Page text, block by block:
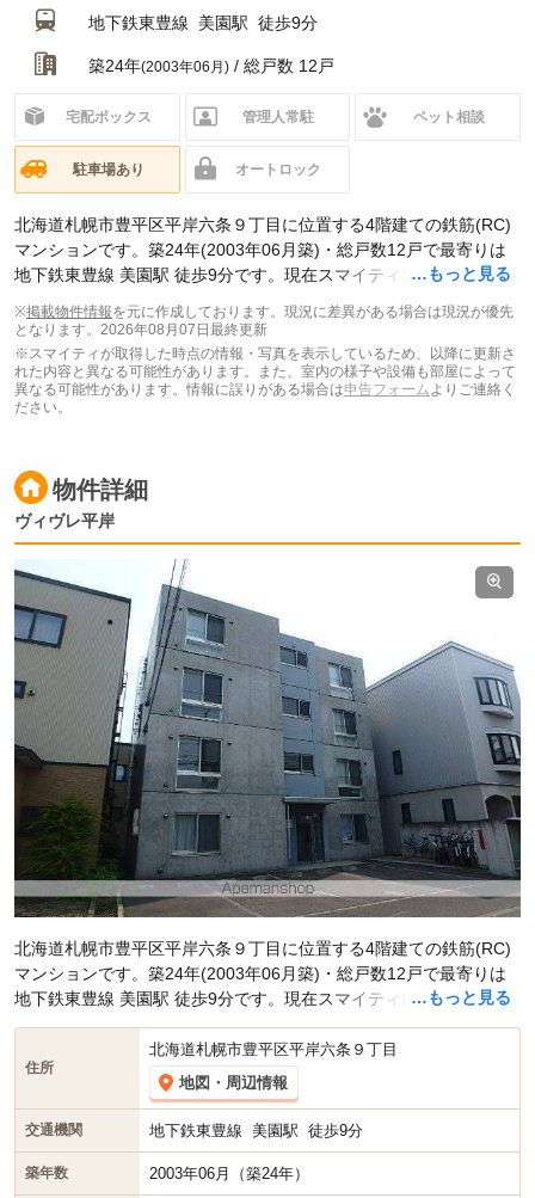
地下鉄東豊線 美園駅 徒歩9分
築24年(2003年06月) / 総戸数 12戸
宅配ボックス 管理人常駐 ペット相談
駐車場あり オートロック
…もっと見る
北海道札幌市豊平区平岸六条９丁目に位置する4階建ての鉄筋(RC)
マンションです。築24年(2003年06月築)・総戸数12戸で最寄りは
地下鉄東豊線 美園駅 徒歩9分です。現在スマイティに賃貸募集中の
※掲載物件情報を元に作成しております。現況に差異がある場合は現況が優先
となります。 2026年08月07日最終更新
※スマイティが取得した時点の情報・写真を表示しているため、以降に更新さ
れた内容と異なる可能性があります。また、室内の様子や設備も部屋によって
異なる可能性があります。情報に誤りがある場合は申告フォーム よりご連絡く
ださい。
物件詳細
ヴィヴレ平岸
…もっと見る
北海道札幌市豊平区平岸六条９丁目に位置する4階建ての鉄筋(RC)
マンションです。築24年(2003年06月築)・総戸数12戸で最寄りは
地下鉄東豊線 美園駅 徒歩9分です。現在スマイティに賃貸募集中の
部屋が1件(1LDK)掲載されています。
住所
北海道札幌市豊平区平岸六条９丁目
地図・周辺情報
交通機関 地下鉄東豊線 美園駅 徒歩9分
築年数 2003年06月（築24年）